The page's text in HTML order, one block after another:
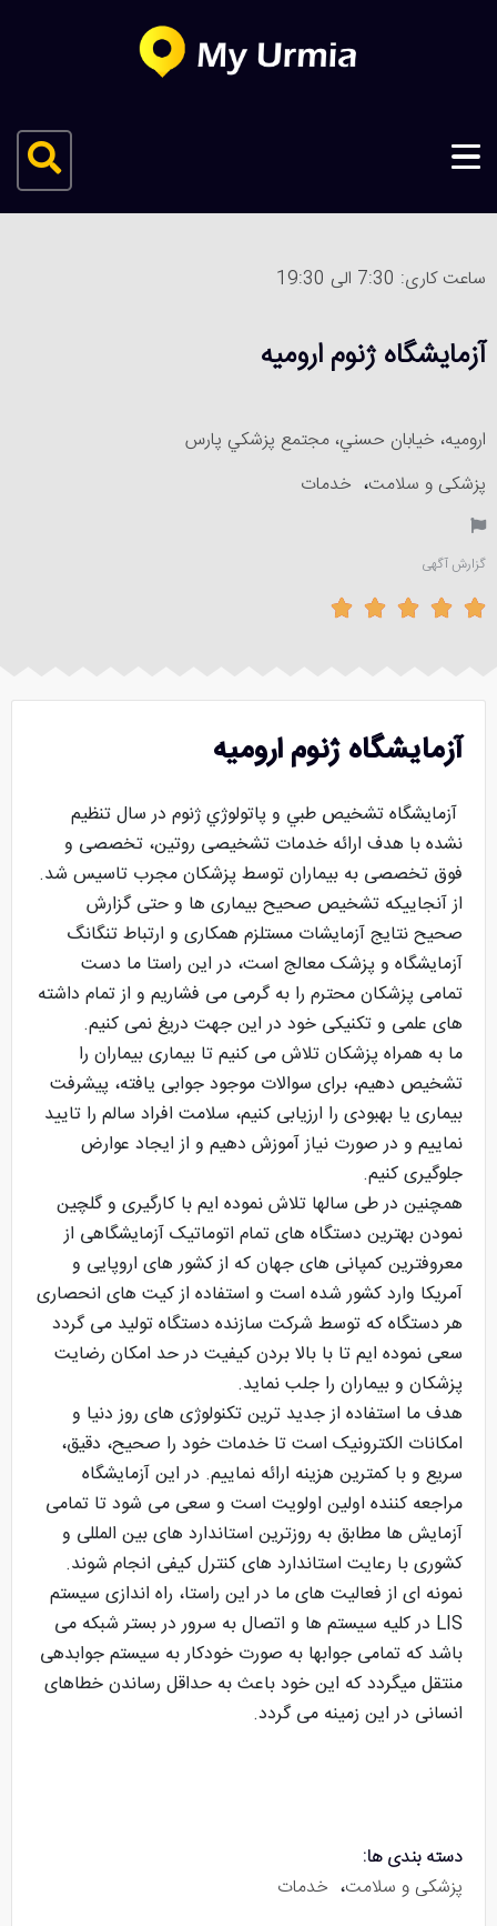
ساعت کاری: 7:30 الی 19:30
آزمایشگاه ژنوم ارومیه
اروميه، خيابان حسني، مجتمع پزشکي پارس
پزشکی و سلامت، خدمات
گزارش آگهی





آزمایشگاه ژنوم ارومیه
آزمایشگاه تشخيص طبي و پاتولوژي ژنوم در سال تنظیم
نشده با هدف ارائه خدمات تشخیصی روتین، تخصصی و
فوق تخصصی به بیماران توسط پزشکان مجرب تاسیس شد.
از آنجاییکه تشخیص صحیح بیماری ها و حتی گزارش
صحیح نتایج آزمایشات مستلزم همکاری و ارتباط تنگانگ
آزمایشگاه و پزشک معالج است، در این راستا ما دست
تمامی پزشکان محترم را به گرمی می فشاریم و از تمام داشته
های علمی و تکنیکی خود در این جهت دریغ نمی کنیم.
ما به همراه پزشکان تلاش می کنیم تا بیماری بیماران را
تشخیص دهیم، برای سوالات موجود جوابی یافته، پیشرفت
بیماری یا بهبودی را ارزیابی کنیم، سلامت افراد سالم را تایید
نماییم و در صورت نیاز آموزش دهیم و از ایجاد عوارض
جلوگیری کنیم.
همچنین در طی سالها تلاش نموده ایم با کارگیری و گلچین
نمودن بهترین دستگاه های تمام اتوماتیک آزمایشگاهی از
معروفترین کمپانی های جهان که از کشور های اروپایی و
آمریکا وارد کشور شده است و استفاده از کیت های انحصاری
هر دستگاه که توسط شرکت سازنده دستگاه تولید می گردد
سعی نموده ایم تا با بالا بردن کیفیت در حد امکان رضایت
پزشکان و بیماران را جلب نماید.
هدف ما استفاده از جدید ترین تکنولوژی های روز دنیا و
امکانات الکترونیک است تا خدمات خود را صحیح، دقیق،
سریع و با کمترین هزینه ارائه نماییم. در این آزمایشگاه
مراجعه کننده اولین اولویت است و سعی می شود تا تمامی
آزمایش ها مطابق به روزترین استاندارد های بین المللی و
کشوری با رعایت استاندارد های کنترل کیفی انجام شوند.
نمونه ای از فعالیت های ما در این راستا، راه اندازی سیستم
LIS در کلیه سیستم ها و اتصال به سرور در بستر شبکه می
باشد که تمامی جوابها به صورت خودکار به سیستم جوابدهی
منتقل میگردد که این خود باعث به حداقل رساندن خطاهای
انسانی در این زمینه می گردد.
دسته بندی ها:
پزشکی و سلامت، خدمات